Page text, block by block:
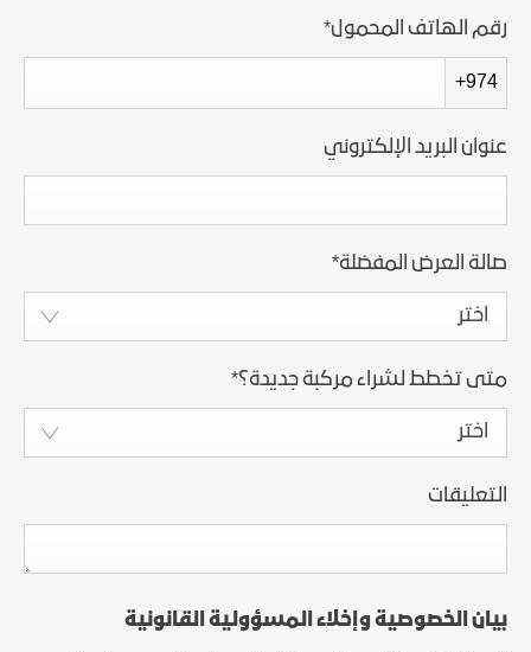
رقم الهاتف المحمول*
+974
عنوان البريد الإلكتروني
صالة العرض المفضلة*
اختر
متى تخطط لشراء مركبة جديدة؟*
اختر
التعليقات
بيان الخصوصية وإخلاء المسؤولية القانونية